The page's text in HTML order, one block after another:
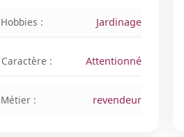
Hobbies : Jardinage
Caractère : Attentionné
Métier : revendeur